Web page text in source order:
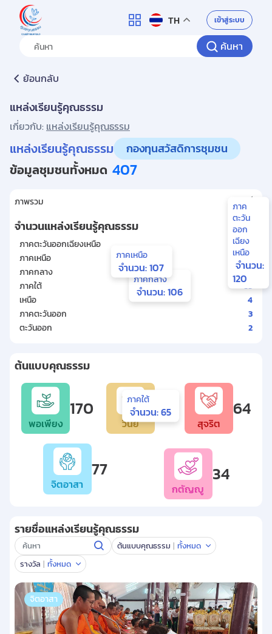
ศูนย์คุณธรรม TH เข้าสู่ระบบ
ค้นหา
ย้อนกลับ
แหล่งเรียนรู้คุณธรรม
เกี่ยวกับ: แหล่งเรียนรู้คุณธรรม
แหล่งเรียนรู้คุณธรรม กองทุนสวัสดิการชุมชน
ข้อมูลชุมชนทั้งหมด 407
ภาพรวม
Map of unspecified region with 1 data series.
Chart
Map of unspecified region with 1 data series.
End of interactive chart.
จำนวนแหล่งเรียนรู้คุณธรรม
ภาคตะวันออกเฉียงเหนือ
120
ภาคเหนือ
107
ภาคกลาง
106
ภาคใต้
65
เหนือ
4
ภาคตะวันออก
3
ตะวันออก
2
ต้นแบบคุณธรรม
พอเพียง
170
วินัย
62
สุจริต
64
จิตอาสา
77
กตัญญู
34
รายชื่อแหล่งเรียนรู้คุณธรรม
ต้นแบบคุณธรรม
ทั้งหมด
รางวัล
ทั้งหมด
จิตอาสา
ภาคกลาง
จำนวน: 106
ภาคเหนือ
จำนวน: 107
ภาค
ตะวัน
ออก
เฉียง
เหนือ
จำนวน:
120
ภาคใต้
จำนวน: 65